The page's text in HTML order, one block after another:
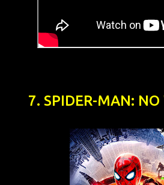
7. SPIDER-MAN: